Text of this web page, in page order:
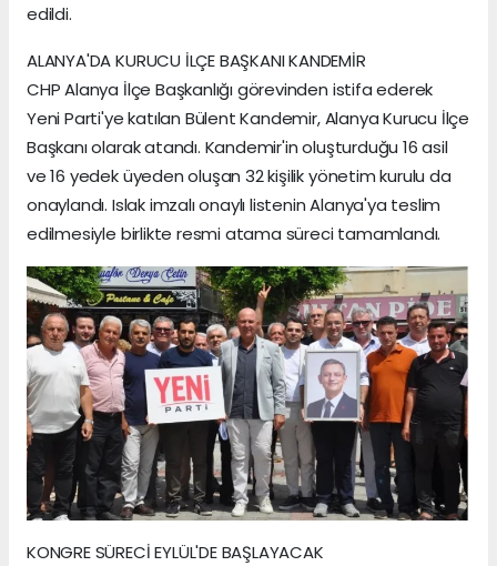
edildi.
ALANYA'DA KURUCU İLÇE BAŞKANI KANDEMİR
CHP Alanya İlçe Başkanlığı görevinden istifa ederek
Yeni Parti'ye katılan Bülent Kandemir, Alanya Kurucu İlçe
Başkanı olarak atandı. Kandemir'in oluşturduğu 16 asil
ve 16 yedek üyeden oluşan 32 kişilik yönetim kurulu da
onaylandı. Islak imzalı onaylı listenin Alanya'ya teslim
edilmesiyle birlikte resmi atama süreci tamamlandı.
KONGRE SÜRECİ EYLÜL'DE BAŞLAYACAK